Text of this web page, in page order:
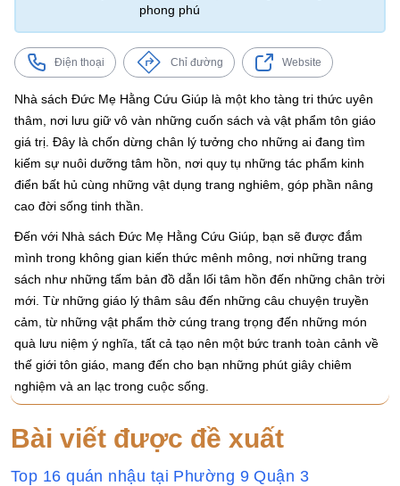
phong phú
Điện thoại Chỉ đường Website
Nhà sách Đức Mẹ Hằng Cứu Giúp là một kho tàng tri thức uyên
thâm, nơi lưu giữ vô vàn những cuốn sách và vật phẩm tôn giáo
giá trị. Đây là chốn dừng chân lý tưởng cho những ai đang tìm
kiếm sự nuôi dưỡng tâm hồn, nơi quy tụ những tác phẩm kinh
điển bất hủ cùng những vật dụng trang nghiêm, góp phần nâng
cao đời sống tinh thần.
Đến với Nhà sách Đức Mẹ Hằng Cứu Giúp, bạn sẽ được đắm
mình trong không gian kiến thức mênh mông, nơi những trang
sách như những tấm bản đồ dẫn lối tâm hồn đến những chân trời
mới. Từ những giáo lý thâm sâu đến những câu chuyện truyền
cảm, từ những vật phẩm thờ cúng trang trọng đến những món
quà lưu niệm ý nghĩa, tất cả tạo nên một bức tranh toàn cảnh về
thế giới tôn giáo, mang đến cho bạn những phút giây chiêm
nghiệm và an lạc trong cuộc sống.
Bài viết được đề xuất
Top 16 quán nhậu tại Phường 9 Quận 3